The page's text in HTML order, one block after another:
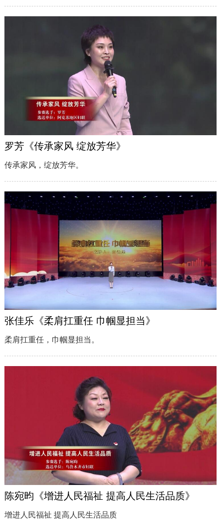
罗芳《传承家风 绽放芳华》
传承家风，绽放芳华。
张佳乐《柔肩扛重任 巾帼显担当》
柔肩扛重任，巾帼显担当。
陈宛昀《增进人民福祉 提高人民生活品质》
增进人民福祉 提高人民生活品质